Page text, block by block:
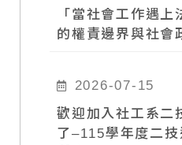
「當社會工作遇
的權責邊界與社會
2026-07-15
歡迎加入社工系二
了–115學年度二